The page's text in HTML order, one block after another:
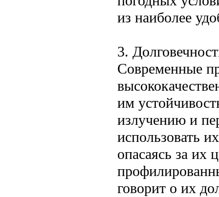
из наиболее
3.
Современные
им
излучению и
использовать
опасаясь за их
говорит о их